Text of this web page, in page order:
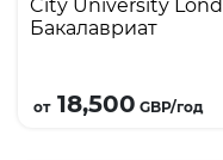
City University
Бакалавриат
от18,500 GBP/год